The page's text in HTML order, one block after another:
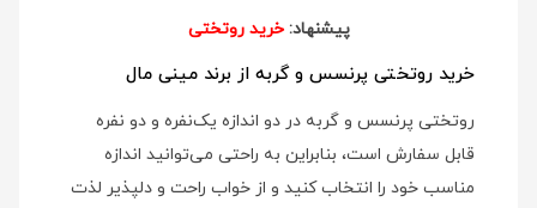
پیشنهاد:خرید روتختی
خرید روتختی پرنسس و گربه از برند مینی مال
روتختی پرنسس و گربه در دو اندازه یک‌نفره و دو نفره
قابل سفارش است، بنابراین به راحتی می‌توانید اندازه
مناسب خود را انتخاب کنید و از خواب راحت و دلپذیر لذت